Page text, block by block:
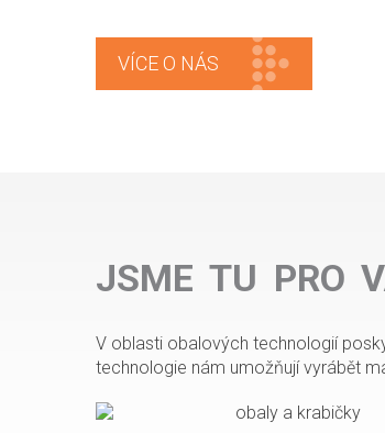
VÍCE O NÁS
JSME TU PRO
V oblasti obalových technologií
technologie nám umožňují vyrábět
přepravní